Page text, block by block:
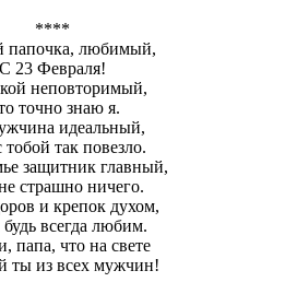
****
любимый,
С 23 Февраля!
неповторимый,
точно знаю я.
идеальный,
так повезло.
защитник главный,
страшно ничего.
и крепок духом,
всегда любим.
папа, что на свете
ты из всех мужчин!